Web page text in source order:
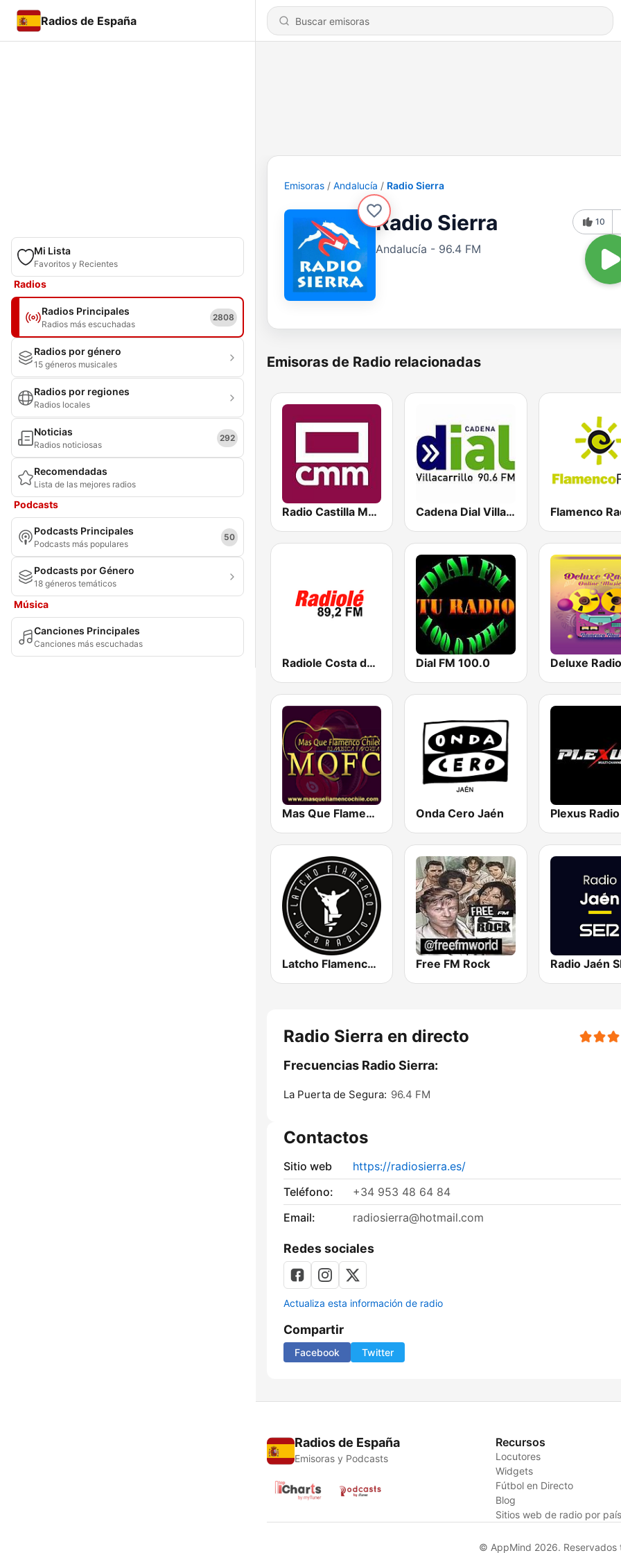
Radios de España
Mi Lista
Favoritos y Recientes
Radios
Radios Principales
Radios más escuchadas
2808
Radios por género
15 géneros musicales
Radios por regiones
Radios locales
Noticias
Radios noticiosas
292
Recomendadas
Lista de las mejores radios
Podcasts
Podcasts Principales
Podcasts más populares
50
Podcasts por Género
18 géneros temáticos
Música
Canciones Principales
Canciones más escuchadas
Emisoras Andalucía Radio Sierra
Radio Sierra
Andalucía - 96.4 FM
10
Emisoras de Radio relacionadas
Radio Castilla Mancha Media Cadena Dial Villacarrillo Flamenco
Radiole Costa de la Luz Dial FM 100.0
Mas Que Flamenco Onda Cero Jaén
Latcho Flamenco' WebRadio Free FM Rock Radio Jaén
Radio Sierra en directo
Frecuencias Radio Sierra:
La Puerta de Segura: 96.4 FM
Contactos
Sitio web
https://radiosierra.es/
Teléfono:
+34 953 48 64 84
Email:
radiosierra@hotmail.com
Redes sociales
Actualiza esta información de radio
Compartir
Facebook Twitter
Radios de España
Emisoras y Podcasts
Recursos
Locutores
Widgets
Fútbol en Directo
Blog
Sitios web de radio por
© AppMind 2026. Reservados